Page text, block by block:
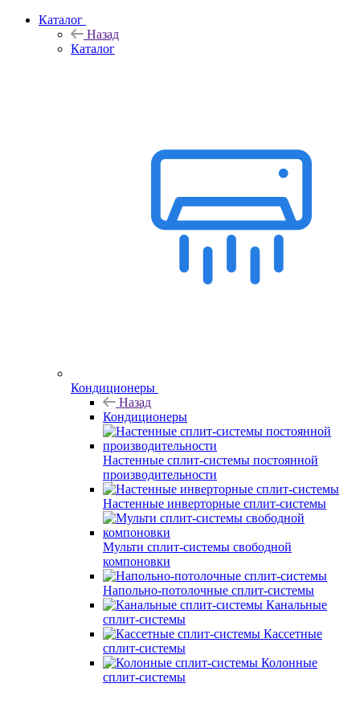
Каталог
Назад
Каталог
Кондиционеры
Назад
Кондиционеры
Настенные сплит-системы постоянной
производительности
Настенные инверторные сплит-системы
Мульти сплит-системы свободной
компоновки
Напольно-потолочные сплит-системы
Канальные
сплит-системы
Кассетные
сплит-системы
Колонные
сплит-системы